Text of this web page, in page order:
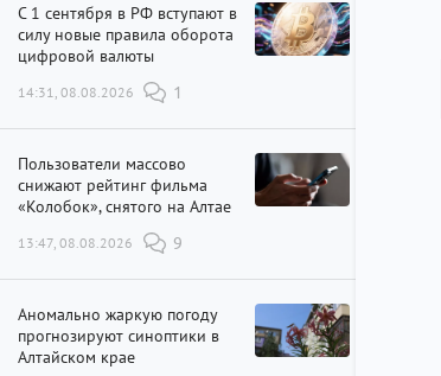
С 1 сентября в РФ вступают в
силу новые правила оборота
цифровой валюты
14:31, 08.08.2026 1
Пользователи массово
снижают рейтинг фильма
«Колобок», снятого на Алтае
13:47, 08.08.2026 9
Аномально жаркую погоду
прогнозируют синоптики в
Алтайском крае